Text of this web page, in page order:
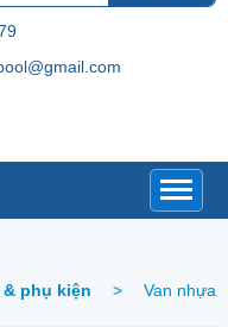
& phụ kiện >
Van nhựa